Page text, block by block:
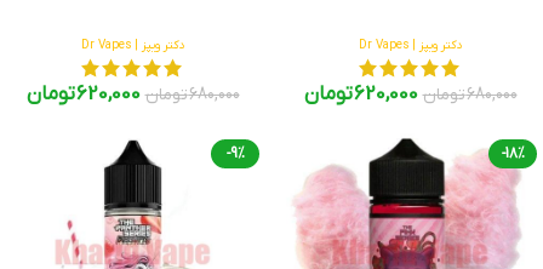
دکتر ویپز | Dr Vapes
680,000تومان 620,000تومان
دکتر ویپز | Dr Vapes
680,000تومان 620,000تومان
-18%
-9%